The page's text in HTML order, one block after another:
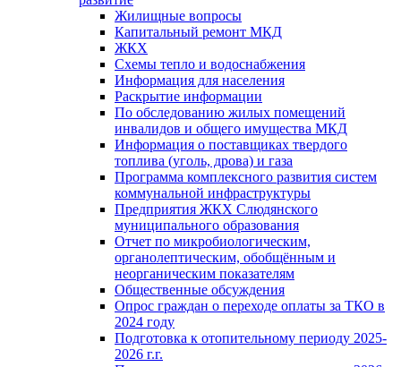
Жилищные вопросы
Капитальный ремонт МКД
ЖКХ
Схемы тепло и водоснабжения
Информация для населения
Раскрытие информации
По обследованию жилых помещений
инвалидов и общего имущества МКД
Информация о поставщиках твердого
топлива (уголь, дрова) и газа
Программа комплексного развития систем
коммунальной инфраструктуры
Предприятия ЖКХ Слюдянского
муниципального образования
Отчет по микробиологическим,
органолептическим, обобщённым и
неорганическим показателям
Общественные обсуждения
Опрос граждан о переходе оплаты за ТКО в
2024 году
Подготовка к отопительному периоду 2025-
2026 г.г.